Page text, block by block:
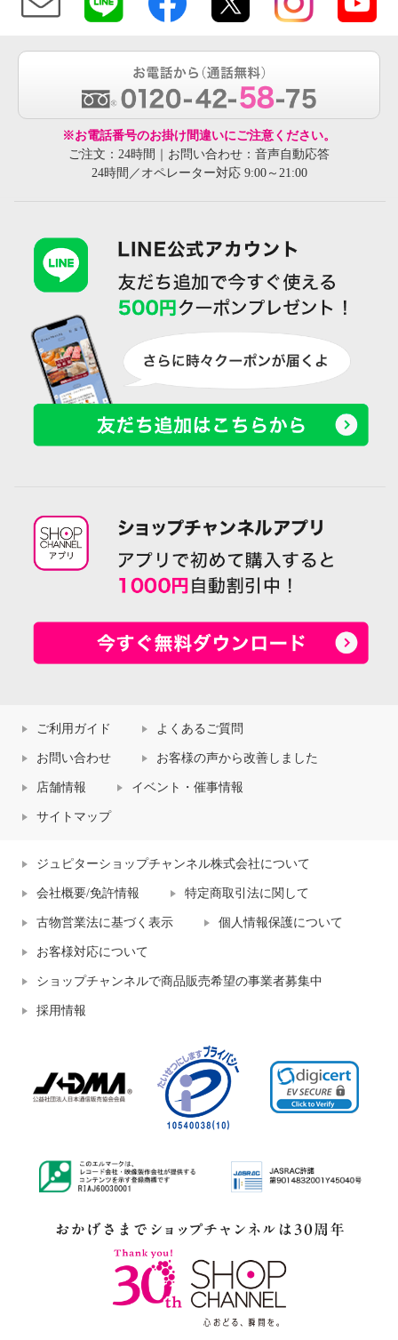
※お電話番号のお掛け間違いにご注意ください。
ご注文：24時間｜お問い合わせ：音声自動応答
24時間／オペレーター対応 9:00～21:00
ご利用ガイド よくあるご質問
お問い合わせ お客様の声から改善しました
店舗情報 イベント・催事情報
サイトマップ
ジュピターショップチャンネル株式会社について
会社概要/免許情報 特定商取引法に関して
古物営業法に基づく表示 個人情報保護について
お客様対応について
ショップチャンネルで商品販売希望の事業者募集中
採用情報